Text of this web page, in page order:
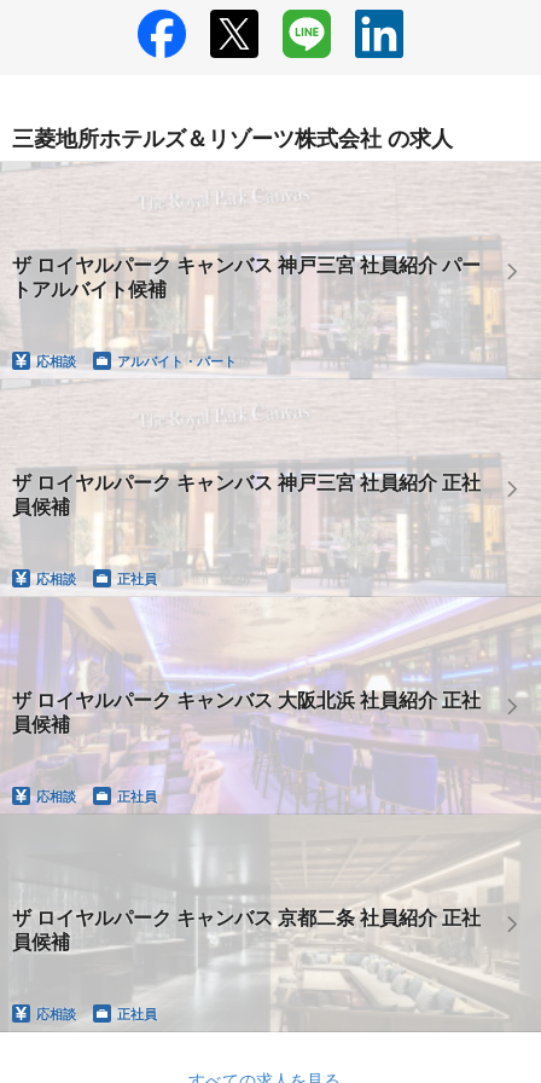
三菱地所ホテルズ＆リゾーツ株式会社 の求人
ザ ロイヤルパーク キャンバス 神戸三宮 社員紹介 パー
トアルバイト候補
応相談 アルバイト・パート
ザ ロイヤルパーク キャンバス 神戸三宮 社員紹介 正社
員候補
応相談 正社員
ザ ロイヤルパーク キャンバス 大阪北浜 社員紹介 正社
員候補
応相談 正社員
ザ ロイヤルパーク キャンバス 京都二条 社員紹介 正社
員候補
応相談 正社員